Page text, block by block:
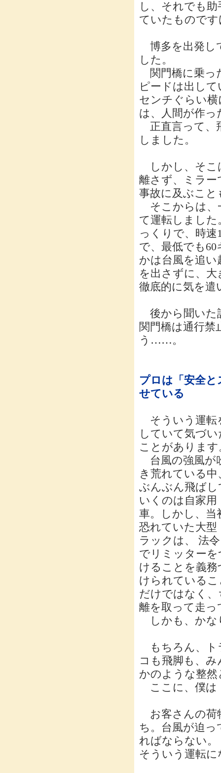
し、それでも
ていたもので
博多を出発し
した。
関門橋に乗っ
ピードは出し
センチぐらい
は、人間が作
正直言って、
しました。
しかし、そこ
離さず、ミラ
事故に及ぶこ
そこからは、
て運転しまし
っくりで、時
で、最低でも
かは台風を追
を出さずに、
徹底的に気を遣
後から聞いた
関門橋は通行
う……。
プロは「安全
せている
そういう運転
していて気づい
ことがあります
台風の強風が
き荒れている中
ぶんぶん飛ばし
いくのは自家用
車。しかし、当
恐れていた大型
ラックは、 法令
でリミッターを
けることを義務
けられているこ
だけではなく
離を取って走
しかも、かな
もちろん、ト
コも飛脚も、
かのような整然
ここに、僕は
お客さんの荷
ち。台風が迫
ればならない
そういう運転